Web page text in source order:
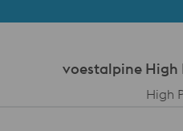
voestalpine High
High